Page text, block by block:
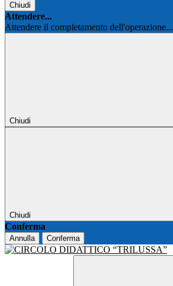
Chiudi
Attendere...
Attendere il completamento dell'operazione...
Chiudi
Chiudi
Conferma
Annulla Conferma